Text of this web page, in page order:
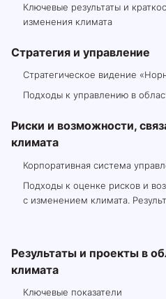
Ключевые результаты и
изменения климата
Стратегия и управление
Стратегическое видение
Подходы к управлению в
Риски и возможности,
климата
Корпоративная система
Подходы к оценке рисков и
с изменением климата.
Результаты и проекты в
климата
Ключевые показатели